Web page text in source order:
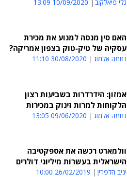
גלי פיאלקוב 10/09/2020 13:09
האם סין מנסה למנוע את מכירת
עסקיה של טיק-טוק בצפון אמריקה?
נחמה אלמוג 30/08/2020 11:10
אמזון: הידרדרות בשביעות רצון
הלקוחות למרות זינוק במכירות
נחמה אלמוג 09/06/2020 13:05
וולמארט רכשה את אספקטיבה
הישראלית בעשרות מיליוני דולרים
יניב הלפרין 26/02/2019 10:00